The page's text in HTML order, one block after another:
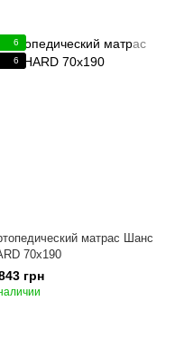
6
6
матрас Шанс
70x190
грн